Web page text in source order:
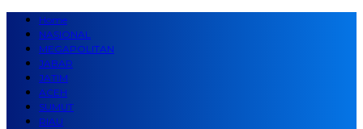
Home
NASIONAL
MEGAPOLITAN
JABAR
JATIM
ACEH
SUMUT
RIAU